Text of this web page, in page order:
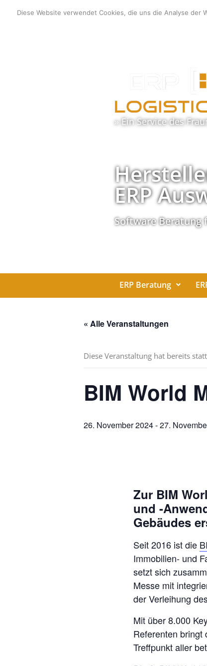
Inhalt
» Ein Service des
ERP
Software Beratung
ERP Beratung
« Alle Veranstaltungen
Diese Veranstaltung hat bereits
BIM World
26. November 2024-27.
Zur BIM
und -
Gebäudes
Seit 2016 ist die
Immobilien- und
setzt sich
Messe mit
der Verleihung
Mit über 8.000
Referenten bringt
Treffpunkt aller
Diese Website verwendet Cookies, die uns die Analyse